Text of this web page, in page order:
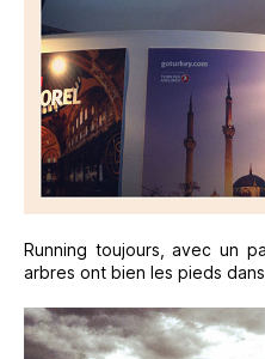
Running toujours, avec un
arbres ont bien les pieds dans